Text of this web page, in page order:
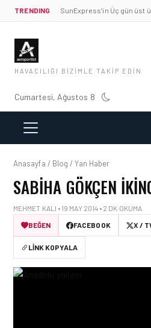
TRENDING
HAVACILIĞI BIZIMLE TAKIP EDIN
Cumartesi, Ağustos 8
Anasayfa / Blog / Yan Haber
SABIHA GÖKÇEN
MEHMET KALI • 19 MAY 2014 • 2 DK OKUMA
BEĞEN
FACEBOOK X /
LINK KOPYALA